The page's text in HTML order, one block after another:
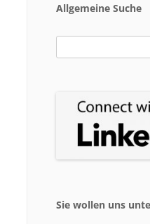
Allgemeine Suche
nach:
Sie wollen uns